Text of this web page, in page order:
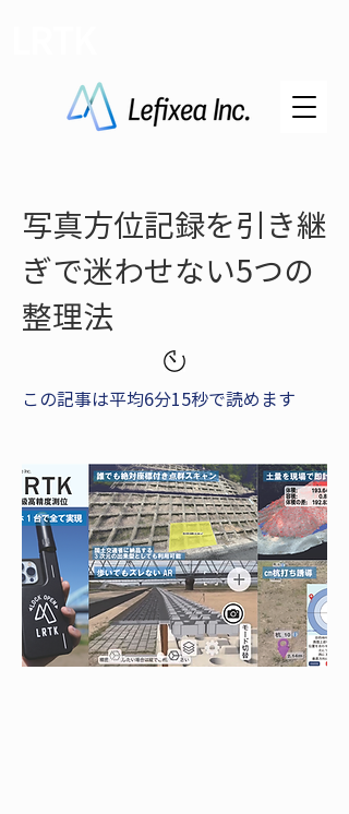
写真方位記録を引き継
ぎで迷わせない5つの
整理法
この記事は平均6分15秒で読めます